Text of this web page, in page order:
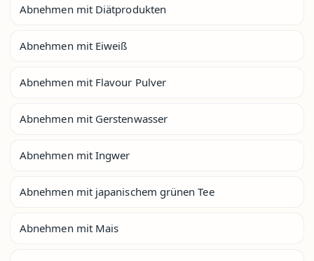
Abnehmen mit Diätprodukten
Abnehmen mit Eiweiß
Abnehmen mit Flavour Pulver
Abnehmen mit Gerstenwasser
Abnehmen mit Ingwer
Abnehmen mit japanischem grünen Tee
Abnehmen mit Mais